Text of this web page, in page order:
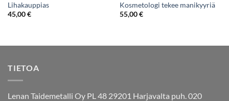
Lihakauppias
45,00€
Kosmetologi tekee manikyyriä
55,00€
TIETOA
Lenan Taidemetalli Oy PL 48 29201 Harjavalta puh. 020